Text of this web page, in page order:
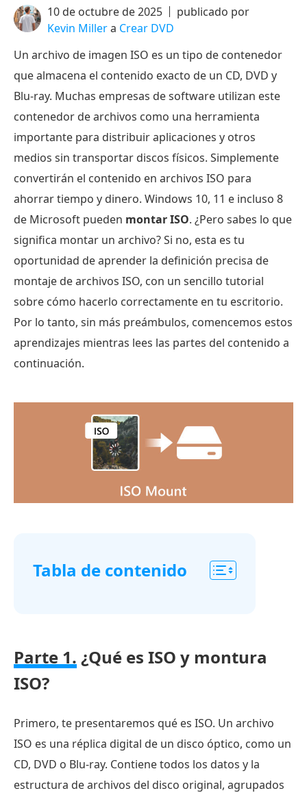
10 de octubre de 2025
publicado por
Kevin Millera Crear DVD
Un archivo de imagen ISO es un tipo de contenedor
que almacena el contenido exacto de un CD, DVD y
Blu-ray. Muchas empresas de software utilizan este
contenedor de archivos como una herramienta
importante para distribuir aplicaciones y otros
medios sin transportar discos físicos. Simplemente
convertirán el contenido en archivos ISO para
ahorrar tiempo y dinero. Windows 10, 11 e incluso 8
de Microsoft pueden montar ISO. ¿Pero sabes lo que
significa montar un archivo? Si no, esta es tu
oportunidad de aprender la definición precisa de
montaje de archivos ISO, con un sencillo tutorial
sobre cómo hacerlo correctamente en tu escritorio.
Por lo tanto, sin más preámbulos, comencemos estos
aprendizajes mientras lees las partes del contenido a
continuación.
Tabla de contenido
es
la
montura
ISO?
Parte
Parte 1. ¿Qué es ISO y montura
ISO?
Primero, te presentaremos qué es ISO. Un archivo
ISO es una réplica digital de un disco óptico, como un
CD, DVD o Blu-ray. Contiene todos los datos y la
estructura de archivos del disco original, agrupados